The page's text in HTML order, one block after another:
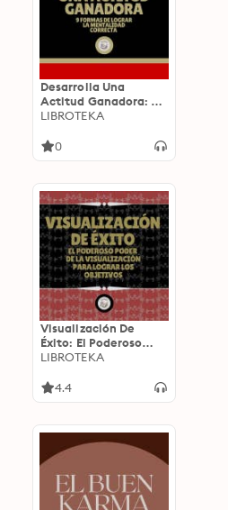
Desarrolla Una
Actitud Ganadora: 9
Formas De Lograr La
LIBROTEKA
0
Visualización De
Éxito: El Poderoso
Poder De La
Lograr Los Objetivos
LIBROTEKA
4.4